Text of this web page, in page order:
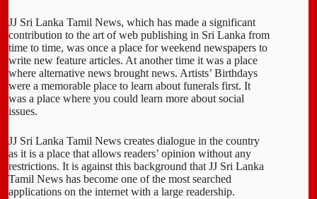
JJ Sri Lanka Tamil News, which has made a significant
contribution to the art of web publishing in Sri Lanka from
time to time, was once a place for weekend newspapers to
write new feature articles. At another time it was a place
where alternative news brought news. Artists’ Birthdays
were a memorable place to learn about funerals first. It
was a place where you could learn more about social
issues.
JJ Sri Lanka Tamil News creates dialogue in the country
as it is a place that allows readers’ opinion without any
restrictions. It is against this background that JJ Sri Lanka
Tamil News has become one of the most searched
applications on the internet with a large readership.